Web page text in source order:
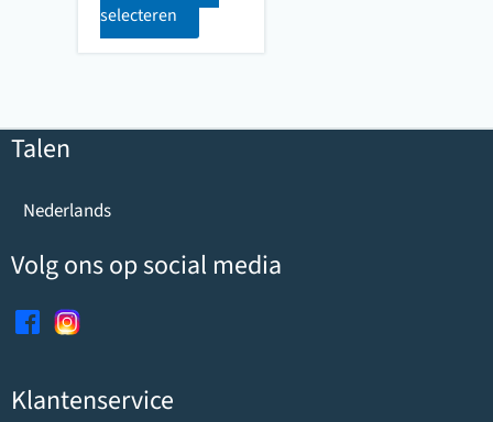
selecteren
Talen
Nederlands
Volg ons op social media
Klantenservice